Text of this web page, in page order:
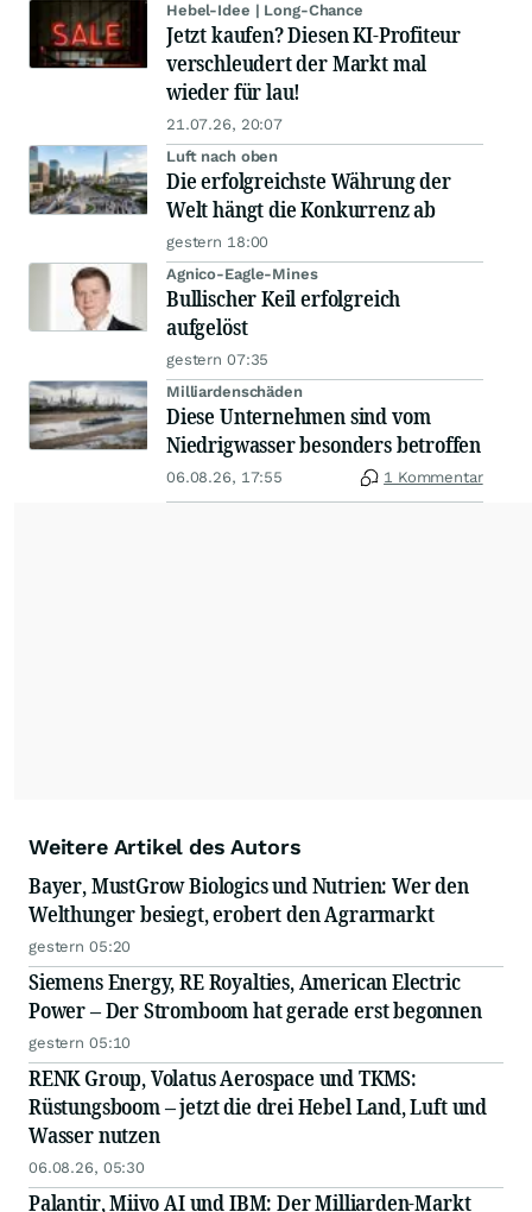
Hebel-Idee | Long-Chance
Jetzt kaufen? Diesen KI-Profiteur
verschleudert der Markt mal
wieder für lau!
21.07.26, 20:07
Luft nach oben
Die erfolgreichste Währung der
Welt hängt die Konkurrenz ab
gestern 18:00
Agnico-Eagle-Mines
Bullischer Keil erfolgreich
aufgelöst
gestern 07:35
Milliardenschäden
Diese Unternehmen sind vom
Niedrigwasser besonders betroffen
06.08.26, 17:55 1 Kommentar
Weitere Artikel des Autors
Bayer, MustGrow Biologics und Nutrien: Wer den
Welthunger besiegt, erobert den Agrarmarkt
gestern 05:20
Siemens Energy, RE Royalties, American Electric
Power – Der Stromboom hat gerade erst begonnen
gestern 05:10
RENK Group, Volatus Aerospace und TKMS:
Rüstungsboom – jetzt die drei Hebel Land, Luft und
Wasser nutzen
06.08.26, 05:30
Palantir, Miivo AI und IBM: Der Milliarden-Markt